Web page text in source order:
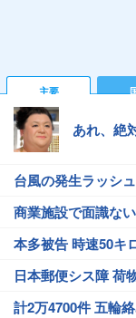
主要
あれ、絶
台風の発生ラッシ
商業施設で面識な
本多被告 時速50キ
日本郵便シス障 荷
計2万4700件 五輪